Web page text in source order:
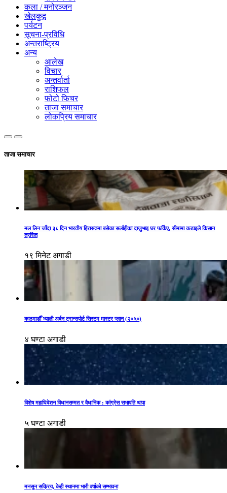
कला / मनोरञ्जन
खेलकुद़़
पर्यटन
सूचना-प्रविधि
अन्तराष्ट्रिय
अन्य
आलेख
विचार
अन्तर्वार्ता
राशिफल
फोटो फिचर
ताजा समाचार
लोकप्रिय समाचार
ताजा समाचार
मल लिन जाँदा ३८ दिन भारतीय हिरासतमा बसेका सर्लाहीका दाजुभाइ घर फर्किए, सीमामा कडाइले किसान
त्रसित
१९ मिनेट अगाडी
काठमाडौँ भ्याली अर्बन ट्रान्सपोर्ट सिस्टम मास्टर प्लान (२०५०)
४ घण्टा अगाडी
विशेष महाधिवेशन विधानसम्मत र वैधानिक : कांग्रेस सभापति थापा
५ घण्टा अगाडी
मनसुन सक्रिय, केही स्थानमा भारी वर्षाको सम्भावना